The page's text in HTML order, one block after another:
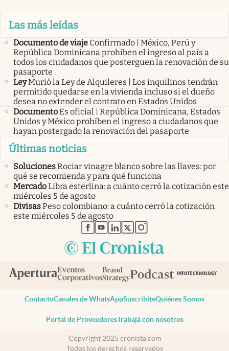
Las más leídas
Documento de viaje Confirmado | México, Perú y
República Dominicana prohíben el ingreso al país a
todos los ciudadanos que posterguen la renovación de su
pasaporte
LeyMurió la Ley de Alquileres | Los inquilinos tendrán
permitido quedarse en la vivienda incluso si el dueño
desea no extender el contrato en Estados Unidos
DocumentoEs oficial | República Dominicana, Estados
Unidos y México prohíben el ingreso a ciudadanos que
hayan postergado la renovación del pasaporte
Últimas noticias
SolucionesRociar vinagre blanco sobre las llaves: por
qué se recomienda y para qué funciona
MercadoLibra esterlina: a cuánto cerró la cotización este
miércoles 5 de agosto
DivisasPeso colombiano: a cuánto cerró la cotización
este miércoles 5 de agosto
abre en nueva pestaña
abre en nueva pestaña
abre en nueva pestaña
abre en nueva pestaña
abre en nueva pestaña
ContactoCanales de WhatsAppSuscribiteQuiénes Somos
Portal de ProveedoresTrabajá con nosotros
Copyright 2025 cronista.com
Todos los derechos reservados